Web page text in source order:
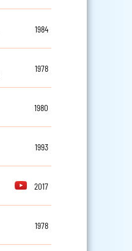
1984
1978
1980
1993
2017
1978